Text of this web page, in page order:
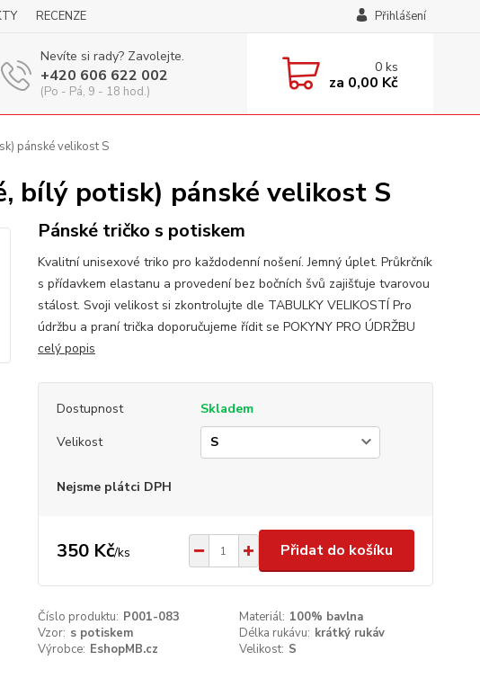
RECENZE Přihlášení
Nevíte si rady? Zavolejte.
+420 606 622 002
(Po - Pá, 9 - 18 hod.)
0ks
za 0,00 Kč
pánské velikost S
bílý potisk) pánské velikost S
Pánské tričko s potiskem
Kvalitní unisexové triko pro každodenní nošení. Jemný úplet. Průkrčník
s přídavkem elastanu a provedení bez bočních švů zajišťuje tvarovou
stálost. Svoji velikost si zkontrolujte dle TABULKY VELIKOSTÍ Pro
údržbu a praní trička doporučujeme řídit se POKYNY PRO ÚDRŽBU
celý popis
Dostupnost
Skladem
Velikost
Nejsme plátci DPH
350 Kč/ks Přidat do košíku
Číslo produktu: P001-083 Materiál: 100% bavlna
Vzor: s potiskem Délka rukávu: krátký rukáv
Výrobce: EshopMB.cz Velikost: S